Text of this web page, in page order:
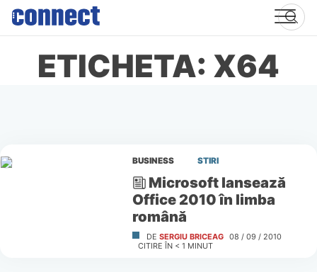
Skip
content
ETICHETA: X64
BUSINESS STIRI
Microsoft lansează
Office 2010 în limba
română
DE SERGIU BRICEAG 08 / 09 / 2010
CITIRE ÎN < 1 MINUT